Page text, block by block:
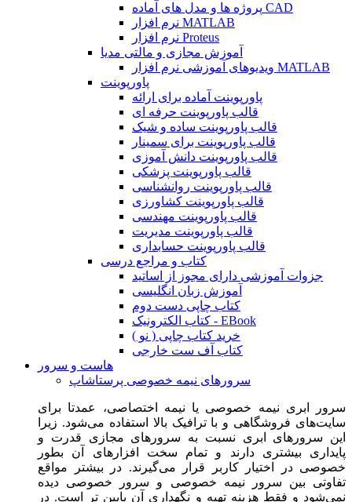
پروژه ها و مدل های آماده CAD
نرم افزار MATLAB
نرم افزار Proteus
آموزش مجازی و مالتی مدیا
ویدیوهای آموزشی نرم افزار MATLAB
پاورپوینت
پاورپوینت آماده برای ارائه
قالب پاورپوینت حرفه ای
قالب پاورپوینت ساده و شیک
قالب پاورپوینت برای سمینار
قالب پاورپوینت دانش آموزی
قالب پاورپوینت پزشکی
قالب پاورپوینت روانشناسی
قالب پاورپوینت کشاورزی
قالب پاورپوینت مهندسی
قالب پاورپوینت مدیریت
قالب پاورپوینت حسابداری
کتاب و مراجع درسی
جزوات آموزشی دارای مجوز از اساتید
آموزش زبان انگلیسی
کتاب چاپی دست دوم
کتاب الکترونیک - EBook
خرید کتاب چاپی ( نو )
کتاب آف ست خارجی
هاست و سرور
سرورهای نیمه خصوصی پرستاشاپ
سرور ابری نیمه خصوصی یا نیمه اختصاصی، عمدتا برای
سایت‌های فروشگاهی و با ترافیک بالا استفاده می‌شود. زیرا
این سرورهای ابری نسبت به سرورهای مجازی قدرت و
پایداری بیشتری دارند و تمام سخت افزارهای آن بطور
خصوصی در اختیار کاربر قرار می‌گیرند. در بیشتر مواقع
تفاوتی بین سرور نیمه خصوصی و سرور خصوصی دیده
نمی‌شود و فقط هزینه تهیه و نگهداری آن پایین تر است. در